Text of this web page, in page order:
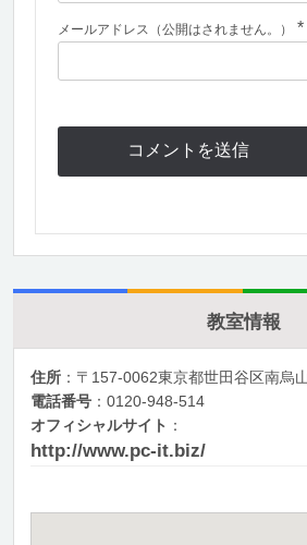
メールアドレス（公開はされません。） *
教室情報
住所 ：〒157-0062東京都世田谷区南烏
電話番号 ：0120-948-514
オフィシャルサイト ：
http://www.pc-it.biz/